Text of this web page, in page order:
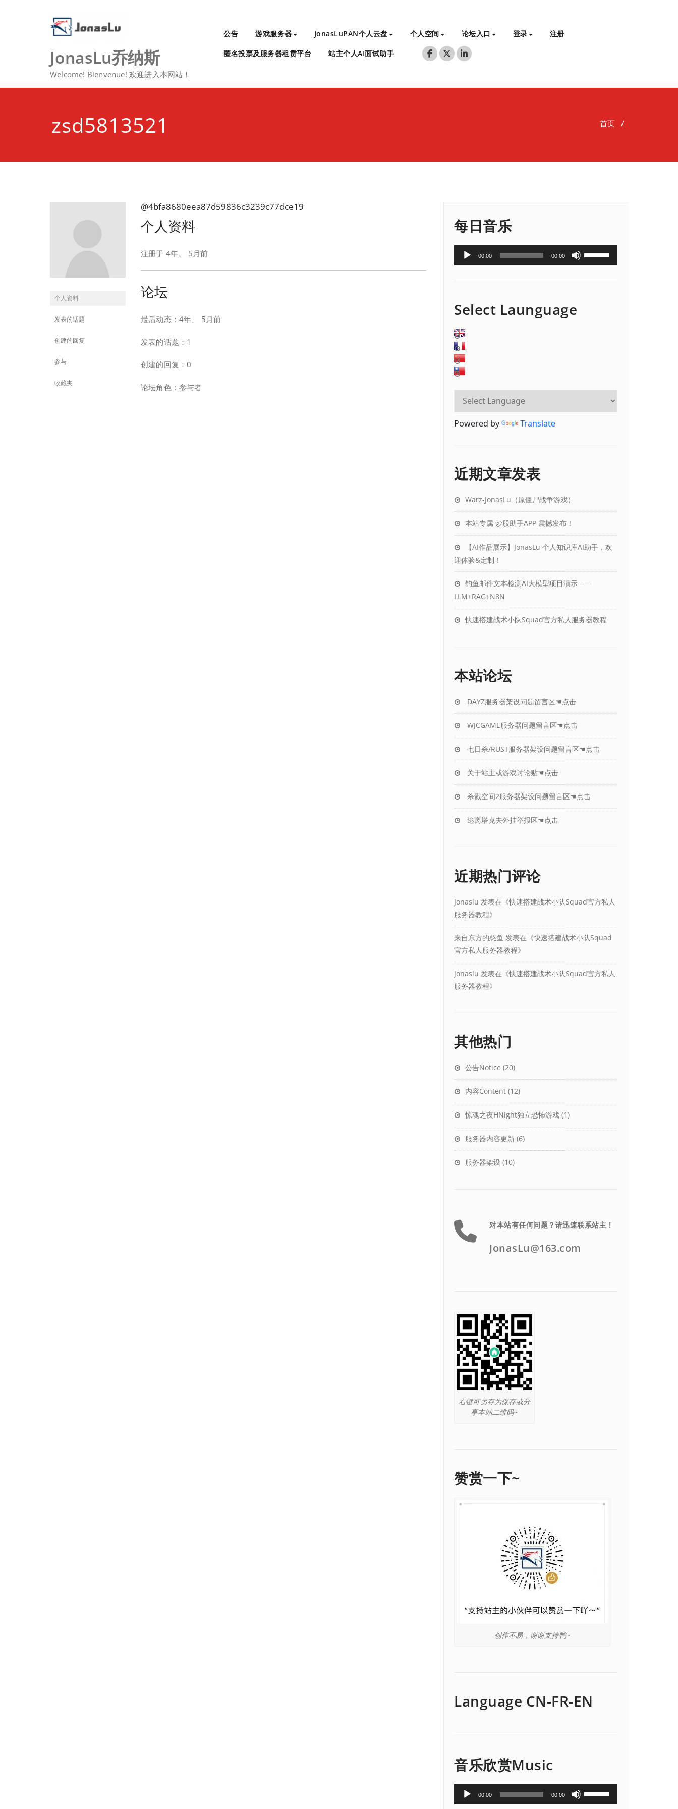
JonasLu乔纳斯
Welcome! Bienvenue! 欢迎进入本网站！
公告 游戏服务器 JonasLuPAN个人云盘 个人空间 论坛入口 登录 注册
匿名投票及服务器租赁平台 站主个人AI面试助手
zsd5813521 首页 /
个人资料
发表的话题
创建的回复
参与
收藏夹
@4bfa8680eea87d59836c3239c77dce19
个人资料
注册于 4年、 5月前
论坛
最后动态：4年、 5月前
发表的话题：1
创建的回复：0
论坛角色：参与者
每日音乐
频
00:00 00:00
Select Launguage
Powered by Translate
近期文章发表
Warz-JonasLu（原僵尸战争游戏）
本站专属 炒股助手APP 震撼发布！
【AI作品展示】JonasLu 个人知识库AI助手，欢
迎体验&定制！
钓鱼邮件文本检测AI大模型项目演示——
LLM+RAG+N8N
快速搭建战术小队Squad官方私人服务器教程
本站论坛
DAYZ服务器架设问题留言区☚点击
WJCGAME服务器问题留言区☚点击
七日杀/RUST服务器架设问题留言区☚点击
关于站主或游戏讨论贴☚点击
杀戮空间2服务器架设问题留言区☚点击
逃离塔克夫外挂举报区☚点击
近期热门评论
Jonaslu 发表在《快速搭建战术小队Squad官方私人
服务器教程》
来自东方的憨鱼 发表在《快速搭建战术小队Squad
官方私人服务器教程》
Jonaslu 发表在《快速搭建战术小队Squad官方私人
服务器教程》
其他热门
公告Notice (20)
内容Content (12)
惊魂之夜HNight独立恐怖游戏 (1)
服务器内容更新 (6)
服务器架设 (10)
对本站有任何问题？请迅速联系站主！
JonasLu@163.com
右键可另存为保存或分
享本站二维码~
赞赏一下~
创作不易，谢谢支持鸭~
Language CN-FR-EN
音乐欣赏Music
频
00:00 00:00